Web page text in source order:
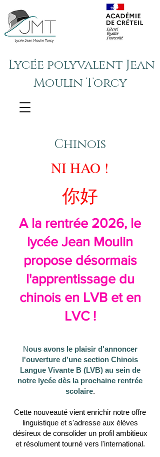
Lycée polyvalent Jean
Moulin Torcy
Chinois
NI HAO !
你好
A la rentrée 2026, le
lycée Jean Moulin
propose désormais
l'apprentissage du
chinois en LVB et en
LVC !
Nous avons le plaisir d'annoncer
l'ouverture d’une section Chinois
Langue Vivante B (LVB) au sein de
notre lycée dès la prochaine rentrée
scolaire.
Cette nouveauté vient enrichir notre offre
linguistique et s'adresse aux élèves
désireux de consolider un profil ambitieux
et résolument tourné vers l'international.